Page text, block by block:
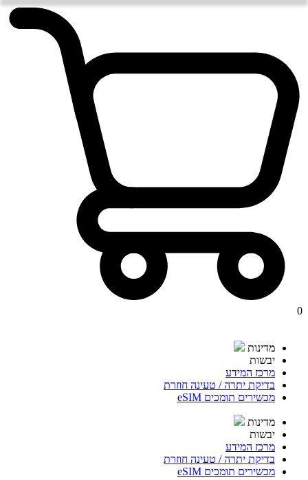
0
מדינות
יבשות
מרכז המידע
בדיקת יתרה / טעינה חוזרת
מכשירים תומכים eSIM
מדינות
יבשות
מרכז המידע
בדיקת יתרה / טעינה חוזרת
מכשירים תומכים eSIM